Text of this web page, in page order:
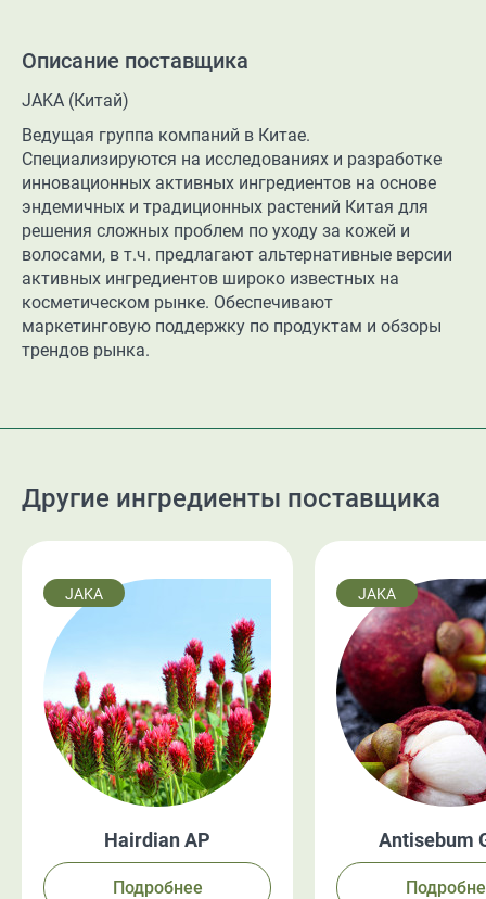
Описание поставщика
JAKA (Китай)
Ведущая группа компаний в Китае.
Специализируются на исследованиях и разработке
инновационных активных ингредиентов на основе
эндемичных и традиционных растений Китая для
решения сложных проблем по уходу за кожей и
волосами, в т.ч. предлагают альтернативные версии
активных ингредиентов широко известных на
косметическом рынке. Обеспечивают
маркетинговую поддержку по продуктам и обзоры
трендов рынка.
Другие ингредиенты поставщика
JAKA
Hairdian AP
Подробнее
JAKA
Antisebum